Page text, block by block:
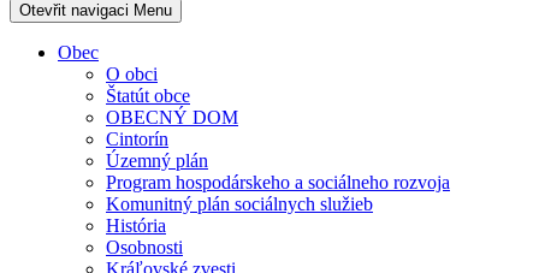
Otevřit navigaci Menu
Obec
O obci
Štatút obce
OBECNÝ DOM
Cintorín
Územný plán
Program hospodárskeho a sociálneho rozvoja
Komunitný plán sociálnych služieb
História
Osobnosti